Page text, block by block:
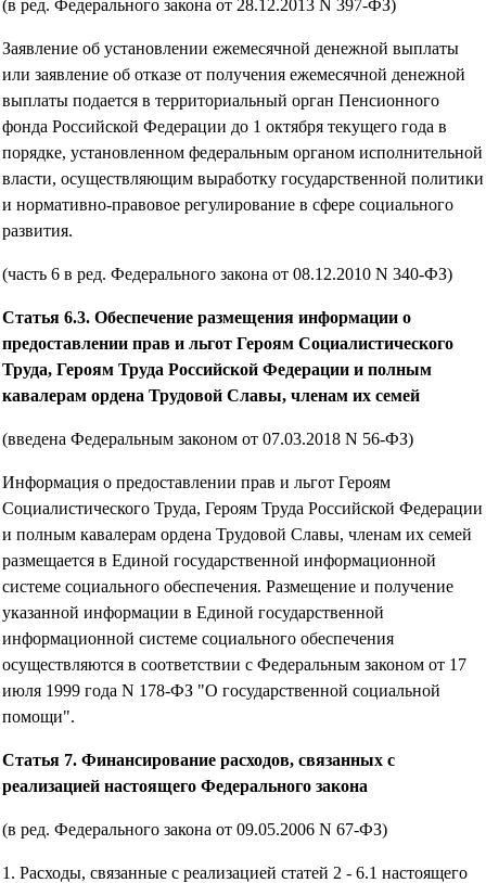
(в ред. Федерального закона от 28.12.2013 N 397-ФЗ)
Заявление об установлении ежемесячной денежной выплаты
или заявление об отказе от получения ежемесячной денежной
выплаты подается в территориальный орган Пенсионного
фонда Российской Федерации до 1 октября текущего года в
порядке, установленном федеральным органом исполнительной
власти, осуществляющим выработку государственной политики
и нормативно-правовое регулирование в сфере социального
развития.
(часть 6 в ред. Федерального закона от 08.12.2010 N 340-ФЗ)
Статья 6.3. Обеспечение размещения информации о
предоставлении прав и льгот Героям Социалистического
Труда, Героям Труда Российской Федерации и полным
кавалерам ордена Трудовой Славы, членам их семей
(введена Федеральным законом от 07.03.2018 N 56-ФЗ)
Информация о предоставлении прав и льгот Героям
Социалистического Труда, Героям Труда Российской Федерации
и полным кавалерам ордена Трудовой Славы, членам их семей
размещается в Единой государственной информационной
системе социального обеспечения. Размещение и получение
указанной информации в Единой государственной
информационной системе социального обеспечения
осуществляются в соответствии с Федеральным законом от 17
июля 1999 года N 178-ФЗ "О государственной социальной
помощи".
Статья 7. Финансирование расходов, связанных с
реализацией настоящего Федерального закона
(в ред. Федерального закона от 09.05.2006 N 67-ФЗ)
1. Расходы, связанные с реализацией статей 2 - 6.1 настоящего